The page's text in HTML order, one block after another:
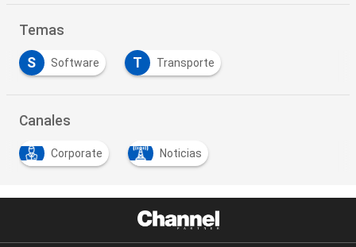
Temas
S Software T Transporte
Canales
Corporate Noticias